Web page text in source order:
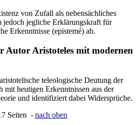
von Zufall als nebensächliches
jedoch jegliche Erklärungskraft für
Erkenntnisse (epistemé) ab.
Autor Aristoteles mit modernen
teleologische Deutung der
mit heutigen Erkenntnissen aus der
und identifiziert dabei Widersprüche.
Seiten - nach oben